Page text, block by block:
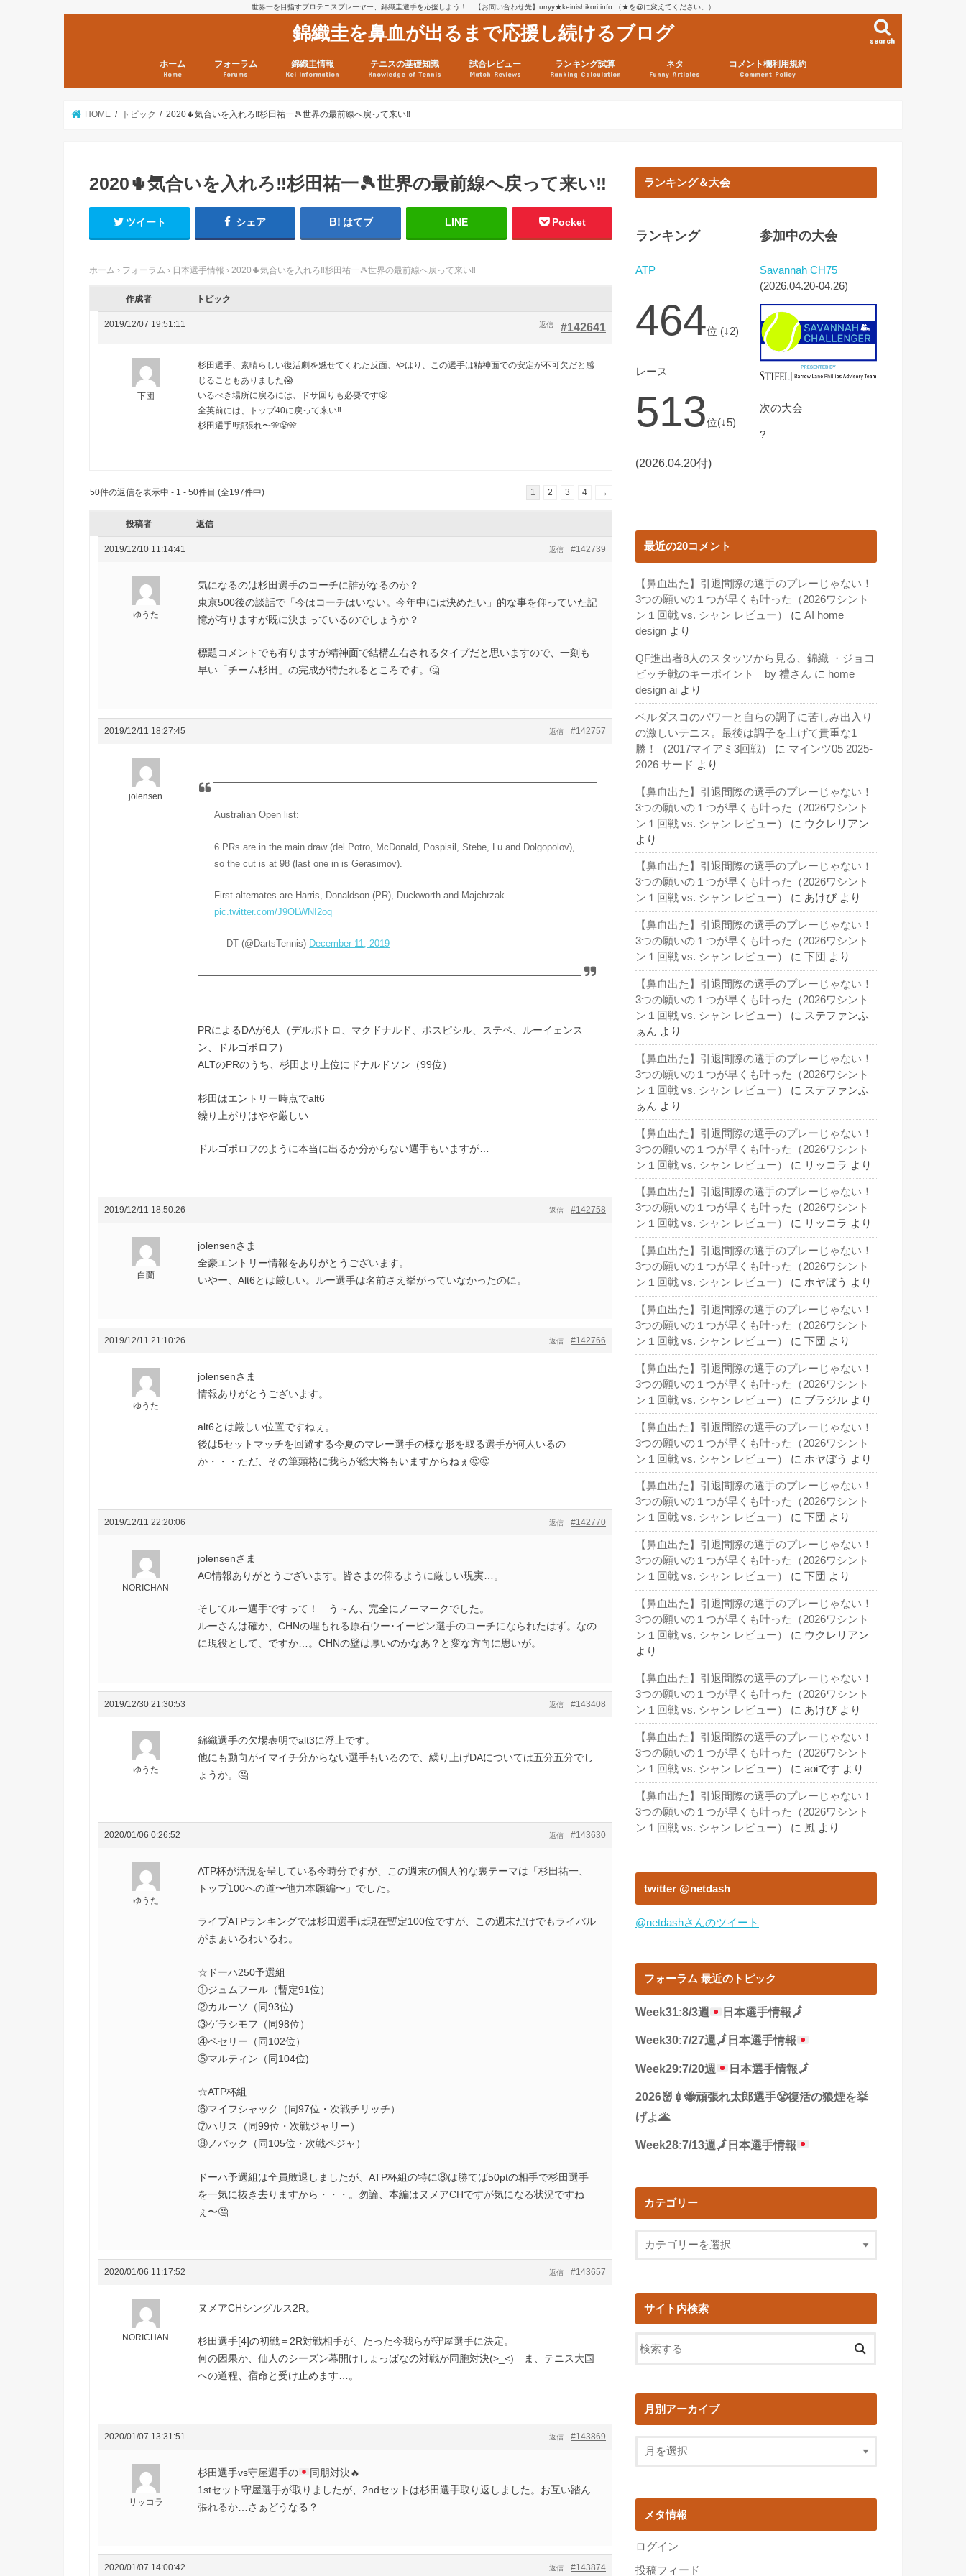
世界一を目指すプロテニスプレーヤー、錦織圭選手を応援しよう！ 【お問い合わせ先】urryy★keinishikori.info （★を@に変えてください。）
錦織圭を鼻血が出るまで応援し続けるブログ search
ホーム
Home
フォーラム
Forums
錦織圭情報
Kei Information
日現在）
点）
テニスの基礎知識
Knowledge of Tennis
試合レビュー
Match Reviews
ランキング試算
Ranking Calculation
ネタ
Funny Articles
コメント欄利用規約
Comment Policy
HOME トピック 2020🌵気合いを入れろ‼️杉田祐一🎾世界の最前線へ戻って来い‼️
2020🌵気合いを入れろ‼️杉田祐一🎾世界の最前線へ戻って来い‼️
ツイート シェア はてブ LINE Pocket
ホーム › フォーラム › 日本選手情報 › 2020🌵気合いを入れろ‼️杉田祐一🎾世界の最前線へ戻って来い‼️
作成者 トピック
2019/12/07 19:51:11 #142641
返信
下団
杉田選手、素晴らしい復活劇を魅せてくれた反面、やはり、この選手は精神面での安定が不可欠だと感
じることもありました😱
いるべき場所に戻るには、ドサ回りも必要です😤
全英前には、トップ40に戻って来い‼️
杉田選手‼️頑張れ〜🎌😤🎌
50件の返信を表示中 - 1 - 50件目 (全197件中) 1 2 3 4 →
投稿者 返信
2019/12/10 11:14:41 #142739
返信
ゆうた
気になるのは杉田選手のコーチに誰がなるのか？
東京500後の談話で「今はコーチはいない。今年中には決めたい」的な事を仰っていた記
憶が有りますが既に決まっているのでしょうか？
標題コメントでも有りますが精神面で結構左右されるタイプだと思いますので、一刻も
早い「チーム杉田」の完成が待たれるところです。🤔
2019/12/11 18:27:45 #142757
返信
jolensen
Australian Open list:
6 PRs are in the main draw (del Potro, McDonald, Pospisil, Stebe, Lu and Dolgopolov),
so the cut is at 98 (last one in is Gerasimov).
First alternates are Harris, Donaldson (PR), Duckworth and Majchrzak.
pic.twitter.com/J9OLWNI2oq
— DT (@DartsTennis) December 11, 2019
PRによるDAが6人（デルポトロ、マクドナルド、ポスピシル、ステベ、ルーイェンス
ン、ドルゴポロフ）
ALTのPRのうち、杉田より上位にドナルドソン（99位）
杉田はエントリー時点でalt6
繰り上がりはやや厳しい
ドルゴポロフのように本当に出るか分からない選手もいますが…
2019/12/11 18:50:26 #142758
返信
白蘭
jolensenさま
全豪エントリー情報をありがとうございます。
いやー、Alt6とは厳しい。ルー選手は名前さえ挙がっていなかったのに。
2019/12/11 21:10:26 #142766
返信
ゆうた
jolensenさま
情報ありがとうございます。
alt6とは厳しい位置ですねぇ。
後は5セットマッチを回避する今夏のマレー選手の様な形を取る選手が何人いるの
か・・・ただ、その筆頭格に我らが総大将もいますからねぇ🤔🤔
2019/12/11 22:20:06 #142770
返信
NORICHAN
jolensenさま
AO情報ありがとうございます。皆さまの仰るように厳しい現実…。
そしてルー選手ですって！ う～ん、完全にノーマークでした。
ルーさんは確か、CHNの埋もれる原石ウー･イーピン選手のコーチになられたはず。なの
に現役として、ですか…。CHNの壁は厚いのかなあ？と変な方向に思いが。
2019/12/30 21:30:53 #143408
返信
ゆうた
錦織選手の欠場表明でalt3に浮上です。
他にも動向がイマイチ分からない選手もいるので、繰り上げDAについては五分五分でし
ょうか。🤔
2020/01/06 0:26:52 #143630
返信
ゆうた
ATP杯が活況を呈している今時分ですが、この週末の個人的な裏テーマは「杉田祐一、
トップ100への道〜他力本願編〜」でした。
ライブATPランキングでは杉田選手は現在暫定100位ですが、この週末だけでもライバル
がまぁいるわいるわ。
☆ドーハ250予選組
①ジュムフール（暫定91位）
②カルーソ（同93位)
③ゲラシモフ（同98位）
④ベセリー（同102位）
⑤マルティン（同104位)
☆ATP杯組
⑥マイフシャック（同97位・次戦チリッチ）
⑦ハリス（同99位・次戦ジャリー）
⑧ノバック（同105位・次戦ペジャ）
ドーハ予選組は全員敗退しましたが、ATP杯組の特に⑧は勝てば50ptの相手で杉田選手
を一気に抜き去りますから・・・。勿論、本編はヌメアCHですが気になる状況ですね
ぇ〜🤔
2020/01/06 11:17:52 #143657
返信
NORICHAN
ヌメアCHシングルス2R。
杉田選手[4]の初戦＝2R対戦相手が、たった今我らが守屋選手に決定。
何の因果か、仙人のシーズン幕開けしょっぱなの対戦が同胞対決(>_<) ま、テニス大国
への道程、宿命と受け止めます…。
2020/01/07 13:31:51 #143869
返信
リッコラ
杉田選手vs守屋選手の 同朋対決🔥
1stセット守屋選手が取りましたが、2ndセットは杉田選手取り返しました。お互い踏ん
張れるか…さぁどうなる？
2020/01/07 14:00:42 #143874
返信
ランキング＆大会
ランキング
ATP
464位 (↓2)
レース
513位(↓5)
(2026.04.20付)
参加中の大会
Savannah CH75
(2026.04.20-04.26)
次の大会
?
最近の20コメント
【鼻血出た】引退間際の選手のプレーじゃない！
3つの願いの１つが早くも叶った（2026ワシント
ン１回戦 vs. シャン レビュー）
に AI home
design より
QF進出者8人のスタッツから見る、錦織 ・ジョコ
ビッチ戦のキーポイント by 禮さん に home
design ai より
ベルダスコのパワーと自らの調子に苦しみ出入り
の激しいテニス。最後は調子を上げて貴重な1
勝！（2017マイアミ3回戦）
に マインツ05 2025-
2026 サード より
【鼻血出た】引退間際の選手のプレーじゃない！
3つの願いの１つが早くも叶った（2026ワシント
ン１回戦 vs. シャン レビュー）
に ウクレリアン
より
【鼻血出た】引退間際の選手のプレーじゃない！
3つの願いの１つが早くも叶った（2026ワシント
ン１回戦 vs. シャン レビュー）
に あけび より
【鼻血出た】引退間際の選手のプレーじゃない！
3つの願いの１つが早くも叶った（2026ワシント
ン１回戦 vs. シャン レビュー）
に 下団 より
【鼻血出た】引退間際の選手のプレーじゃない！
3つの願いの１つが早くも叶った（2026ワシント
ン１回戦 vs. シャン レビュー）
に ステファンふ
ぁん より
【鼻血出た】引退間際の選手のプレーじゃない！
3つの願いの１つが早くも叶った（2026ワシント
ン１回戦 vs. シャン レビュー）
に ステファンふ
ぁん より
【鼻血出た】引退間際の選手のプレーじゃない！
3つの願いの１つが早くも叶った（2026ワシント
ン１回戦 vs. シャン レビュー）
に リッコラ より
【鼻血出た】引退間際の選手のプレーじゃない！
3つの願いの１つが早くも叶った（2026ワシント
ン１回戦 vs. シャン レビュー）
に リッコラ より
【鼻血出た】引退間際の選手のプレーじゃない！
3つの願いの１つが早くも叶った（2026ワシント
ン１回戦 vs. シャン レビュー）
に ホヤぼう より
【鼻血出た】引退間際の選手のプレーじゃない！
3つの願いの１つが早くも叶った（2026ワシント
ン１回戦 vs. シャン レビュー）
に 下団 より
【鼻血出た】引退間際の選手のプレーじゃない！
3つの願いの１つが早くも叶った（2026ワシント
ン１回戦 vs. シャン レビュー）
に ブラジル より
【鼻血出た】引退間際の選手のプレーじゃない！
3つの願いの１つが早くも叶った（2026ワシント
ン１回戦 vs. シャン レビュー）
に ホヤぼう より
【鼻血出た】引退間際の選手のプレーじゃない！
3つの願いの１つが早くも叶った（2026ワシント
ン１回戦 vs. シャン レビュー）
に 下団 より
【鼻血出た】引退間際の選手のプレーじゃない！
3つの願いの１つが早くも叶った（2026ワシント
ン１回戦 vs. シャン レビュー）
に 下団 より
【鼻血出た】引退間際の選手のプレーじゃない！
3つの願いの１つが早くも叶った（2026ワシント
ン１回戦 vs. シャン レビュー）
に ウクレリアン
より
【鼻血出た】引退間際の選手のプレーじゃない！
3つの願いの１つが早くも叶った（2026ワシント
ン１回戦 vs. シャン レビュー）
に あけび より
【鼻血出た】引退間際の選手のプレーじゃない！
3つの願いの１つが早くも叶った（2026ワシント
ン１回戦 vs. シャン レビュー）
に aoiです より
【鼻血出た】引退間際の選手のプレーじゃない！
3つの願いの１つが早くも叶った（2026ワシント
ン１回戦 vs. シャン レビュー）
に 風 より
twitter @netdash
@netdashさんのツイート
フォーラム 最近のトピック
Week31:8/3週 日本選手情報🗾
Week30:7/27週🗾 日本選手情報
Week29:7/20週 日本選手情報🗾
2026👹💉🐝頑張れ太郎選手😤復活の狼煙を挙
げよ🌋
Week28:7/13週 🗾 日本選手情報
カテゴリー
サイト内検索
月別アーカイブ
メタ情報
ログイン
投稿フィード